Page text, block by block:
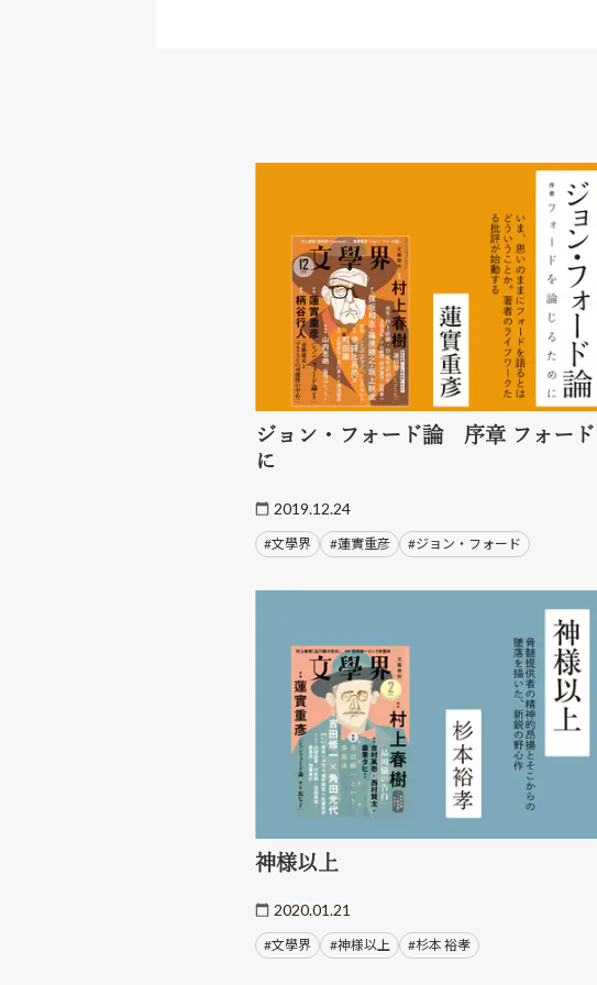
ジョン・フォード論 序章 フォー
に
2019.12.24
#文學界 #蓮實重彦 #ジョン・フォード
神様以上
2020.01.21
#文學界 #神様以上 #杉本 裕孝